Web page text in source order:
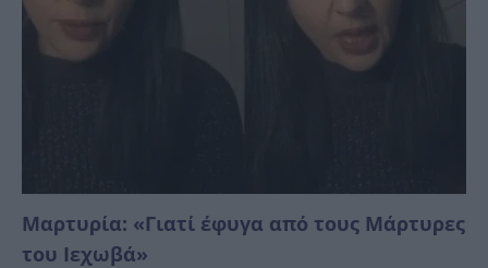
Μαρτυρία: «Γιατί έφυγα από τους Μάρτυρες
του Ιεχωβά»